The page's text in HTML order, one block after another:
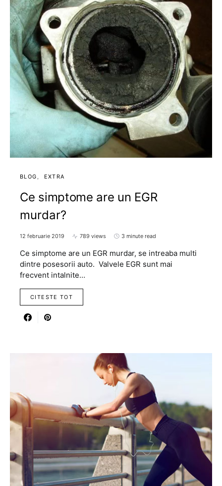
BLOG EXTRA
Ce simptome are un EGR
murdar?
12 februarie 2019 789 views 3 minute read
Ce simptome are un EGR murdar, se intreaba multi
dintre posesorii auto. Valvele EGR sunt mai
frecvent intalnite…
CITESTE TOT